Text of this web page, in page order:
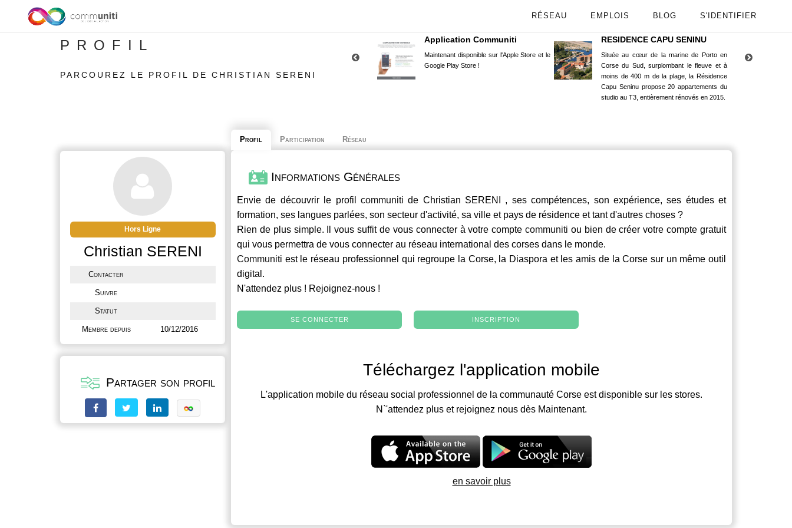
RÉSEAU EMPLOIS BLOG S'IDENTIFIER
PROFIL
PARCOUREZ LE PROFIL DE CHRISTIAN SERENI
Application Communiti
Maintenant disponible sur l'Apple Store et le
Google Play Store !
RESIDENCE CAPU SENINU
Située au cœur de la marine de Porto en
Corse du Sud, surplombant le fleuve et à
moins de 400 m de la plage, la Résidence
Capu Seninu propose 20 appartements du
studio au T3, entièrement rénovés en 2015.
Hors Ligne
Christian SERENI
Contacter
Suivre
Statut
Membre depuis 10/12/2016
Partager son profil
Profil Participation Réseau
Informations Générales
Envie de découvrir le profil communiti de Christian SERENI , ses compétences, son expérience, ses études et
formation, ses langues parlées, son secteur d'activité, sa ville et pays de résidence et tant d'autres choses ?
Rien de plus simple. Il vous suffit de vous connecter à votre comptecommuniti ou bien de créer votre compte gratuit
qui vous permettra de vous connecter au réseau international des corses dans le monde.
Communiti est le réseau professionnel qui regroupe la Corse, la Diaspora et les amis de la Corse sur un même outil
digital.
N'attendez plus ! Rejoignez-nous !
SE CONNECTER INSCRIPTION
Téléchargez l'application mobile
L'application mobile du réseau social professionnel de la communauté Corse est disponible sur les stores.
N`'attendez plus et rejoignez nous dès Maintenant.
en savoir plus